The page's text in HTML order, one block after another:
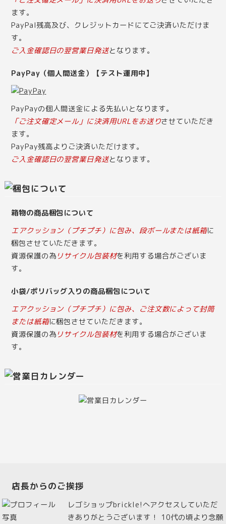
ます。
PayPal残高及び、クレジットカードにてご決済いただけま
す。
ご入金確認日の翌営業日発送となります。
PayPay（個人間送金）【テスト運用中】
PayPayの個人間送金による先払いとなります。
「ご注文確定メール」に決済用URLをお送りさせていただき
ます。
PayPay残高よりご決済いただけます。
ご入金確認日の翌営業日発送となります。
箱物の商品梱包について
エアクッション（プチプチ）に包み、段ボールまたは紙箱に
梱包させていただきます。
資源保護の為 リサイクル包装材を利用する場合がございま
す。
小袋/ポリバッグ入りの商品梱包について
エアクッション（プチプチ）に包み、ご注文数によって封筒
または紙箱に梱包させていただきます。
資源保護の為 リサイクル包装材を利用する場合がございま
す。
店長からのご挨拶
レゴショップbrickle!へアクセスしていただ
きありがとうございます！ 10代の頃より念願